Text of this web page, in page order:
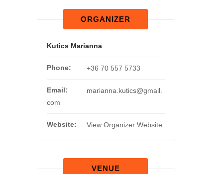
ORGANIZER
Kutics Marianna
Phone: +36 70 557 5733
Email:
marianna.kutics@gmail.
com
Website: View Organizer Website
VENUE